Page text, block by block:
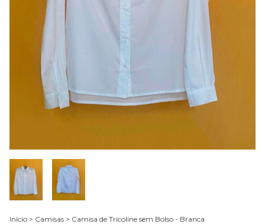
Início > Camisas > Camisa de Tricoline sem Bolso - Branca